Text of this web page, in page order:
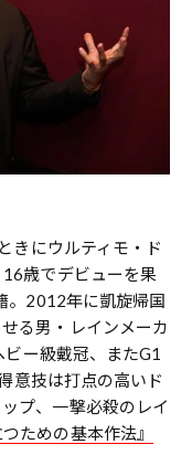
きにウルティモ・ド
歳でデビューを果
。2012年に凱旋帰国
る男・レインメーカ
ー級戴冠、またG1
意技は打点の高いド
プ、一撃必殺のレイ
ための基本作法』